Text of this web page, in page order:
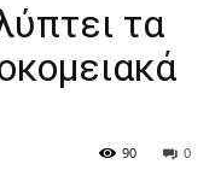
τα
0
90